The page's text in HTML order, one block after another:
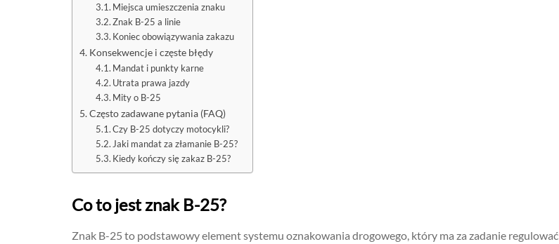
Miejsca umieszczenia znaku
Znak B-25 a linie
Koniec obowiązywania zakazu
Konsekwencje i częste błędy
Mandat i punkty karne
Utrata prawa jazdy
Mity o B-25
Często zadawane pytania (FAQ)
Czy B-25 dotyczy motocykli?
Jaki mandat za złamanie B-25?
Kiedy kończy się zakaz B-25?
Co to jest znak B-25?
Znak B-25 to podstawowy element systemu oznakowania drogowego, który ma za zadanie regulować